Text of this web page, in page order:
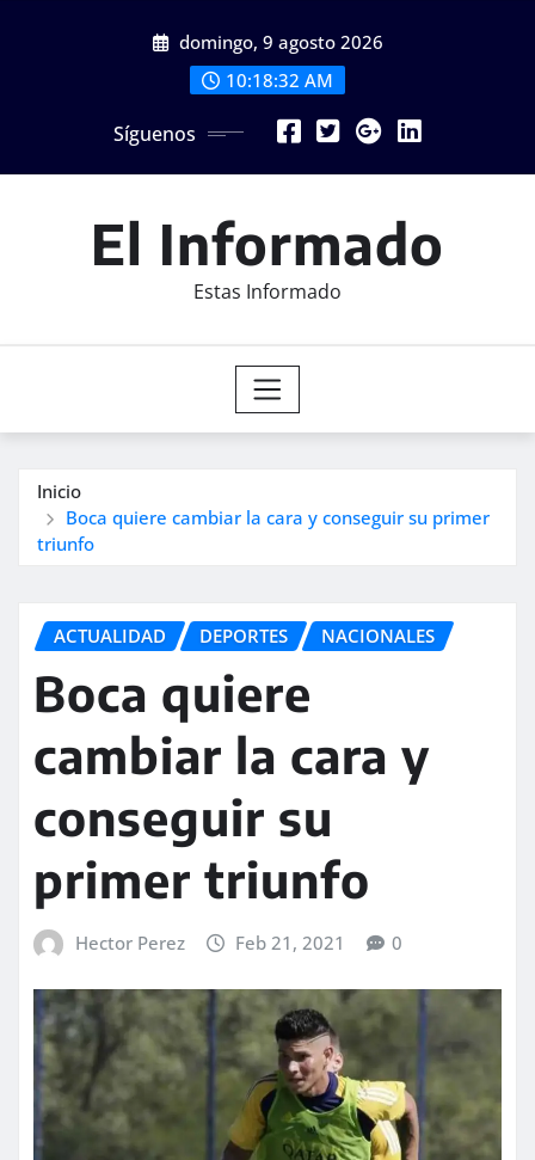
domingo, 9 agosto 2026
10:18:34 AM
Síguenos
El Informado
Estas Informado
Inicio
Boca quiere cambiar la cara y conseguir su primer
triunfo
ACTUALIDAD DEPORTES NACIONALES
Boca quiere
cambiar la cara y
conseguir su
primer triunfo
Hector Perez Feb 21, 2021 0